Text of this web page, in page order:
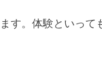
す。体験といって